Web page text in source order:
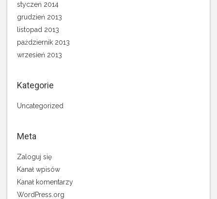
styczeń 2014
grudzień 2013
listopad 2013
październik 2013
wrzesień 2013
Kategorie
Uncategorized
Meta
Zaloguj się
Kanał wpisów
Kanał komentarzy
WordPress.org